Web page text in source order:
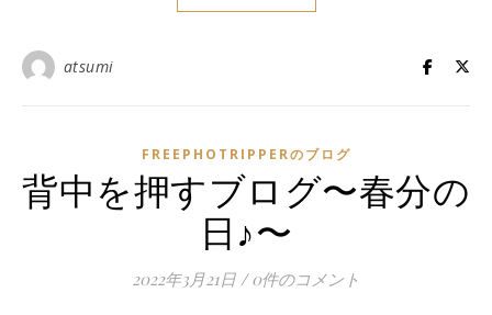
atsumi
FREEPHOTRIPPERのブログ
背中を押すブログ〜春分の
日♪〜
2022年3月21日 / 0件のコメント